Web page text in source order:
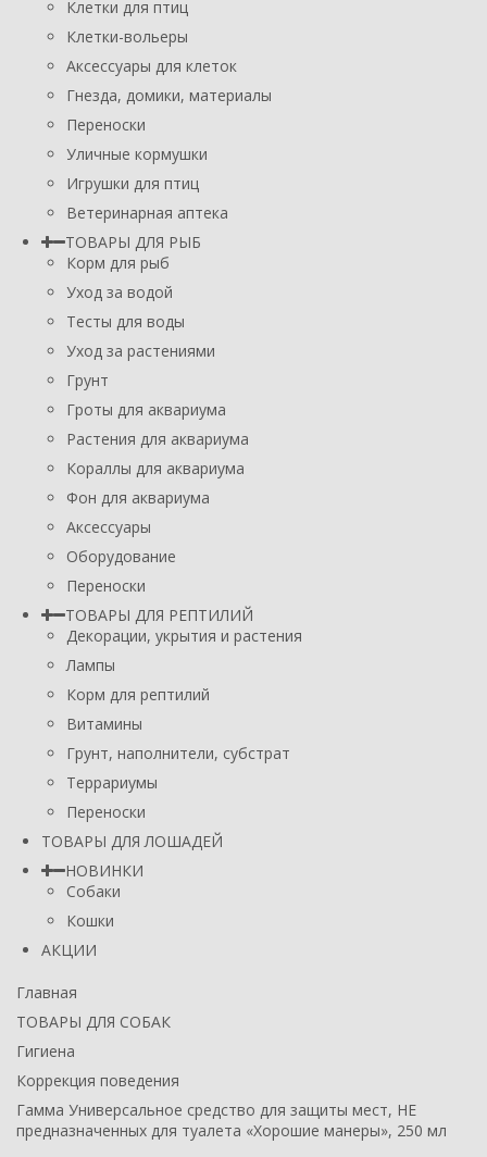
Клетки для птиц
Клетки-вольеры
Аксессуары для клеток
Гнезда, домики, материалы
Переноски
Уличные кормушки
Игрушки для птиц
Ветеринарная аптека
ТОВАРЫ ДЛЯ РЫБ
Корм для рыб
Уход за водой
Тесты для воды
Уход за растениями
Грунт
Гроты для аквариума
Растения для аквариума
Кораллы для аквариума
Фон для аквариума
Аксессуары
Оборудование
Переноски
ТОВАРЫ ДЛЯ РЕПТИЛИЙ
Декорации, укрытия и растения
Лампы
Корм для рептилий
Витамины
Грунт, наполнители, субстрат
Террариумы
Переноски
ТОВАРЫ ДЛЯ ЛОШАДЕЙ
НОВИНКИ
Собаки
Кошки
АКЦИИ
Главная
ТОВАРЫ ДЛЯ СОБАК
Гигиена
Коррекция поведения
Гамма Универсальное средство для защиты мест, НЕ
предназначенных для туалета «Хорошие манеры», 250 мл